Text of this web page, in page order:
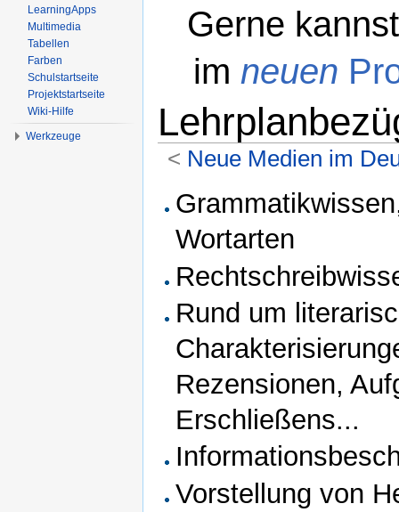
Gerne
im neuen
< Neue Medien im
Wortarten
Rund um
Rezensionen,
Erschließens...
Vorstellung von
LearningApps
Multimedia
Tabellen
Farben
Schulstartseite
Projektstartseite
Wiki-Hilfe
Werkzeuge